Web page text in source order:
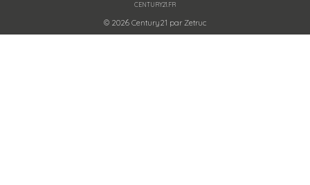
CENTURY21.FR
© 2026 Century21 par Zetruc